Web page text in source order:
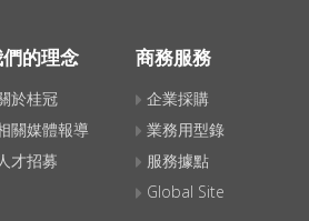
的理念
於桂冠
關媒體報導
人才招募
商務服務
企業採購
業務用型錄
服務據點
Global Site